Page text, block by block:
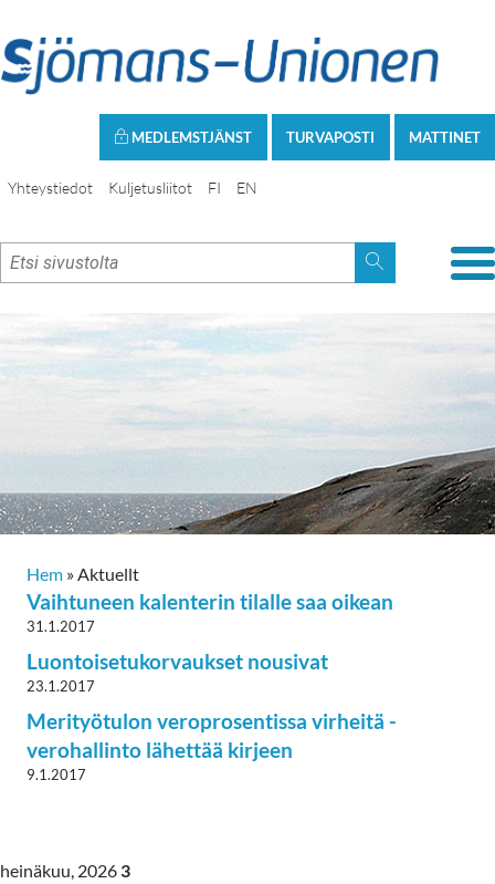
MATTINET
TURVAPOSTI
MEDLEMSTJÄNST
Yhteystiedot Kuljetusliitot FI EN
Hem »Aktuellt
Vaihtuneen kalenterin tilalle saa oikean
31.1.2017
Luontoisetukorvaukset nousivat
23.1.2017
Merityötulon veroprosentissa virheitä -
verohallinto lähettää kirjeen
9.1.2017
heinäkuu, 2026 3